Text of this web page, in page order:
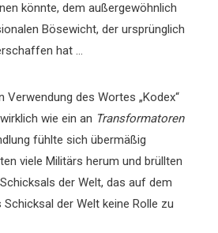
könnte, dem außergewöhnlich
Bösewicht, der ursprünglich
hat …
Verwendung des Wortes „Kodex“
wie ein an Transformatoren
fühlte sich übermäßig
viele Militärs herum und brüllten
der Welt, das auf dem
der Welt keine Rolle zu